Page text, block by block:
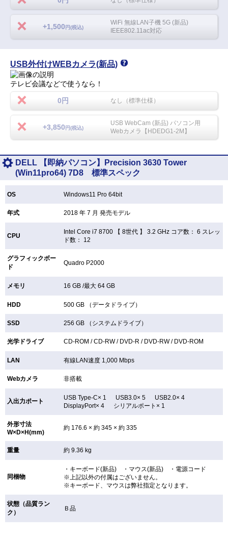
+1,500 円(税込)
WiFi 無線LAN子機 5G (新品)
IEEE802.11ac対応
USB外付けWEBカメラ(新品)
テレビ会議などで使うなら！
0円 なし（標準仕様）
+3,850 円(税込)
USB WebCam (新品) パソコン用
Webカメラ【HDEDG1-2M】
DELL 【即納パソコン】Precision 3630 Tower
(Win11pro64) 7D8 標準スペック
OS Windows11 Pro 64bit
年式 2018 年 7 月 発売モデル
CPU
Intel Core i7 8700 【8世代 】 3.2 GHz コア数： 6 スレッ
ド数： 12
グラフィックボー
ド
Quadro P2000
メモリ 16 GB /最大 64 GB
HDD 500 GB （データドライブ）
SSD 256 GB （システムドライブ）
光学ドライブ CD-ROM /CD-RW / DVD-R / DVD-RW / DVD-ROM
LAN 有線LAN速度 1,000 Mbps
Webカメラ 非搭載
入出力ポート
USB Type-C× 1 USB3.0× 5 USB2.0× 4
DisplayPort× 4 シリアルポート× 1
外形寸法
W×D×H(mm)
約 176.6 × 約 345 × 約 335
重量 約 9.36 kg
同梱物
・キーボード(新品) ・マウス(新品) ・電源コード
※上記以外の付属はございません。
※キーボード、マウスは弊社指定となります。
状態（品質ラン
ク）
Ｂ品